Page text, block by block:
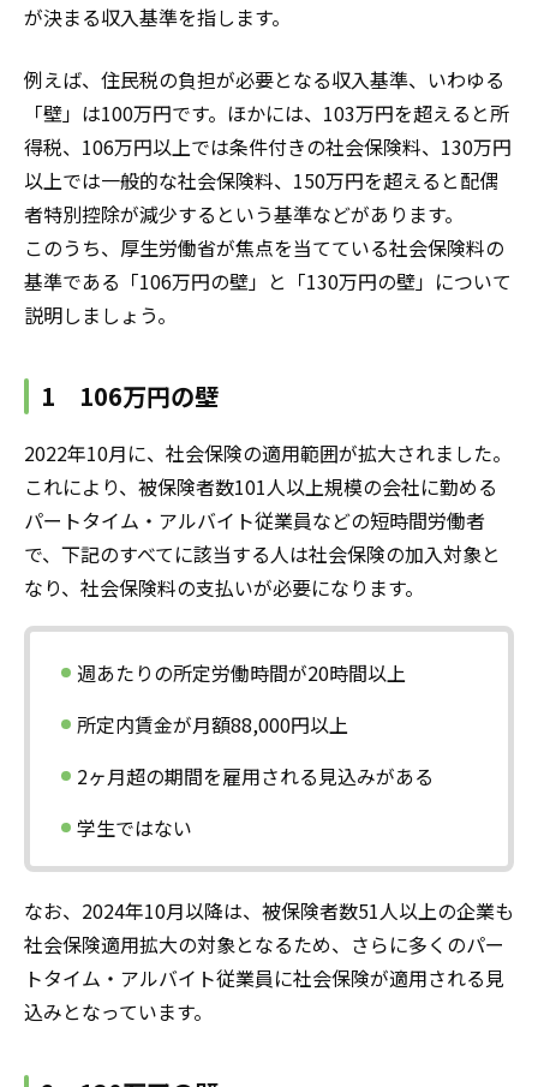
が決まる収入基準を指します。
例えば、住民税の負担が必要となる収入基準、いわゆる
「壁」は100万円です。ほかには、103万円を超えると所
得税、106万円以上では条件付きの社会保険料、130万円
以上では一般的な社会保険料、150万円を超えると配偶
者特別控除が減少するという基準などがあります。
このうち、厚生労働省が焦点を当てている社会保険料の
基準である「106万円の壁」と「130万円の壁」について
説明しましょう。
1 106万円の壁
2022年10月に、社会保険の適用範囲が拡大されました。
これにより、被保険者数101人以上規模の会社に勤める
パートタイム・アルバイト従業員などの短時間労働者
で、下記のすべてに該当する人は社会保険の加入対象と
なり、社会保険料の支払いが必要になります。
週あたりの所定労働時間が20時間以上
所定内賃金が月額88,000円以上
2ヶ月超の期間を雇用される見込みがある
学生ではない
なお、2024年10月以降は、被保険者数51人以上の企業も
社会保険適用拡大の対象となるため、さらに多くのパー
トタイム・アルバイト従業員に社会保険が適用される見
込みとなっています。